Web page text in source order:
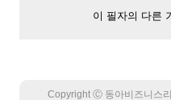
이 필자의 다른
Copyright Ⓒ 동아비즈니스